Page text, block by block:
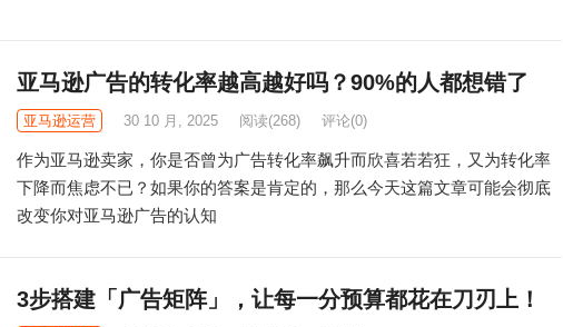
亚马逊广告的转化率越高越好吗？90%的人都想错了
亚马逊运营 30 10 月, 2025 阅读(268) 评论(0)
作为亚马逊卖家，你是否曾为广告转化率飙升而欣喜若若狂，又为转化率
下降而焦虑不已？如果你的答案是肯定的，那么今天这篇文章可能会彻底
改变你对亚马逊广告的认知
3步搭建「广告矩阵」，让每一分预算都花在刀刃上！